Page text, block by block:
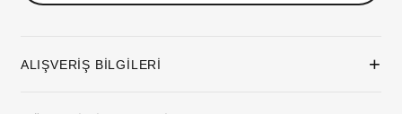
ALIŞVERİŞ BİLGİLERİ +